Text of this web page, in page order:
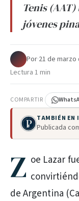
Tenis
jóvenes
Por·21 de marzo
Lectura 1 min
COMPARTIR
TAMBIÉN EN
Publicada
Z oe Lazar
de Argentina